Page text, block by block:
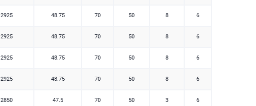
2925 48.75 70 50 8 6
2925 48.75 70 50 8 6
2925 48.75 70 50 8 6
2925 48.75 70 50 8 6
2850 47.5 70 50 3 6